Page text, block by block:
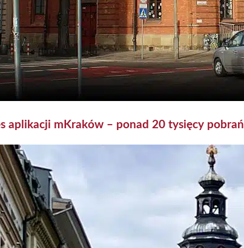
aplikacji mKraków – ponad 20 tysięcy pobrań